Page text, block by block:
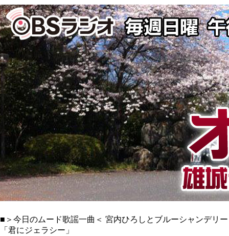
■＞今日のムード歌謡一曲＜ 宮内ひろしとブルーシャンデリー
「君にジェラシー」